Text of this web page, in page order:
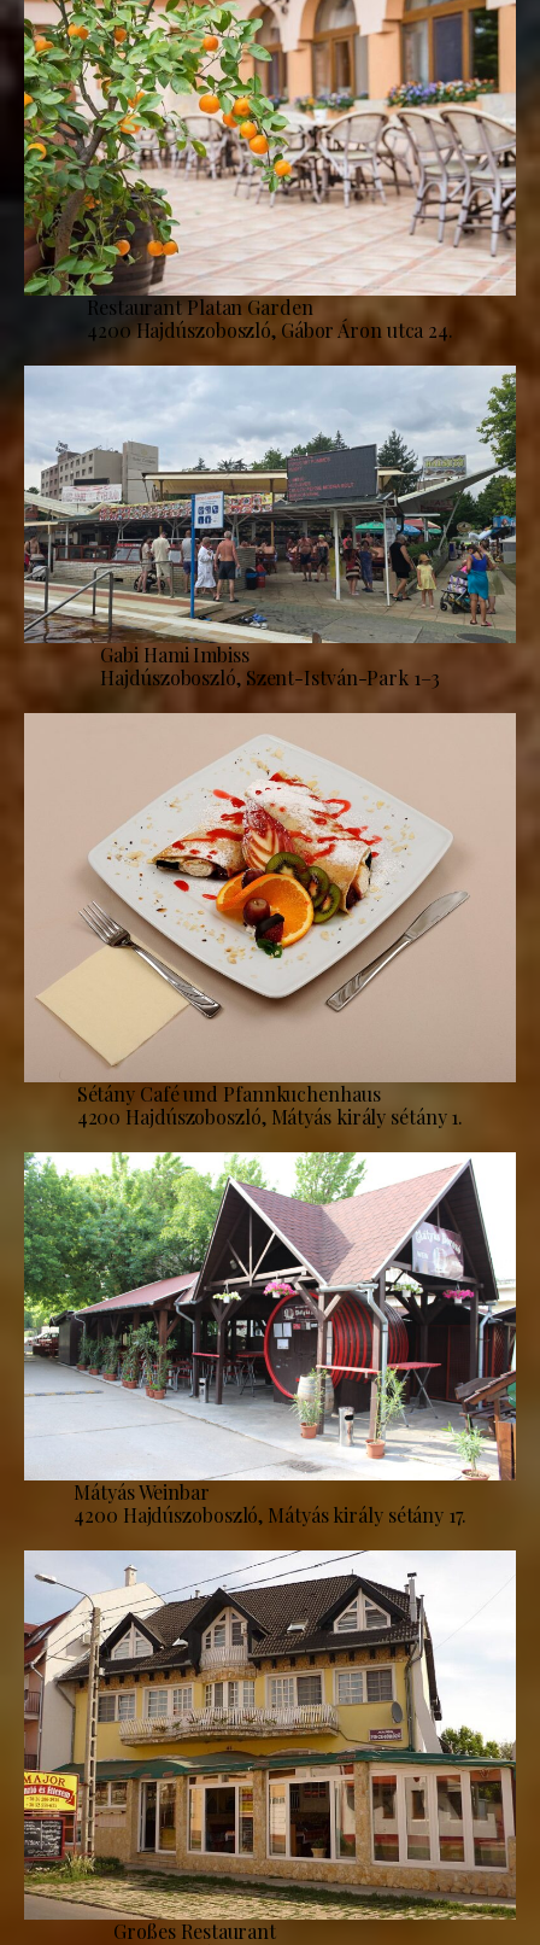
Restaurant Platan Garden
4200 Hajdúszoboszló, Gábor Áron utca 24.
Gabi Hami Imbiss
Hajdúszoboszló, Szent-István-Park 1–3
Sétány Café und Pfannkuchenhaus
4200 Hajdúszoboszló, Mátyás király sétány 1.
Mátyás Weinbar
4200 Hajdúszoboszló, Mátyás király sétány 17.
Großes Restaurant